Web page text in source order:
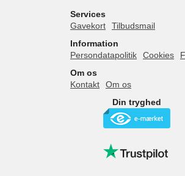
Services
Gavekort
Tilbudsmail
Information
Persondatapolitik
Cookies
Om os
Kontakt
Om os
Din tryghed